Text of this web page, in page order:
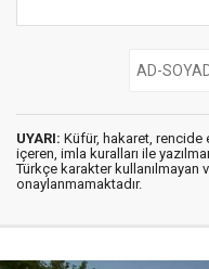
UYARI: Küfür, hakaret, rencide
içeren, imla kuralları ile
Türkçe karakter kullanılmayan
onaylanmamaktadır.